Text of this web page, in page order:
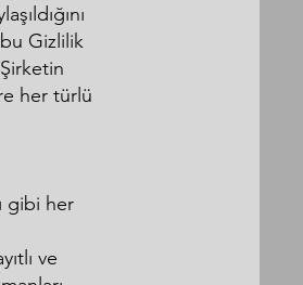
Gizlilik
her türlü
gibi her
ve